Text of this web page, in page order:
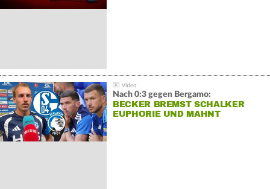
Nach 0:3 gegen Bergamo:
BECKER BREMST SCHALKER
EUPHORIE UND MAHNT